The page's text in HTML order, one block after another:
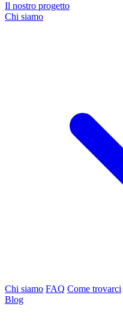
Il nostro progetto
Chi siamo
Chi siamo FAQ Come trovarci
Blog